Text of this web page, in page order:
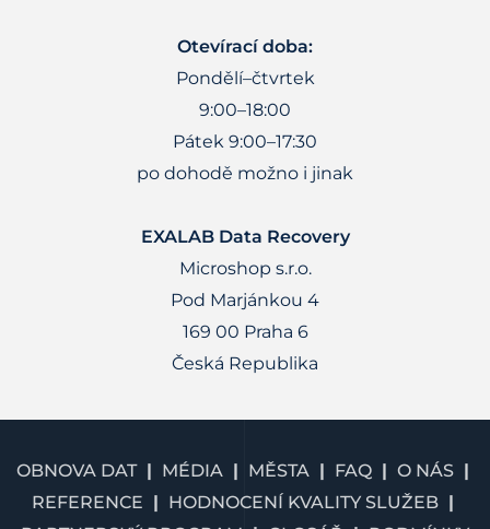
Otevírací doba:
Pondělí–čtvrtek
9:00–18:00
Pátek 9:00–17:30
po dohodě možno i jinak
EXALAB Data Recovery
Microshop s.r.o.
Pod Marjánkou 4
169 00 Praha 6
Česká Republika
OBNOVA DAT MÉDIA MĚSTA FAQ
O NÁS
REFERENCE
HODNOCENÍ KVALITY SLUŽEB